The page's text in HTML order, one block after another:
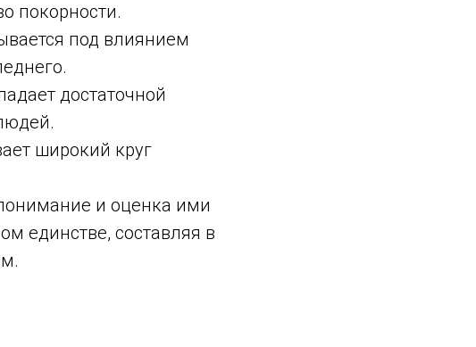
покорности.
под влиянием
достаточной
широкий круг
и оценка ими
единстве, составляя в